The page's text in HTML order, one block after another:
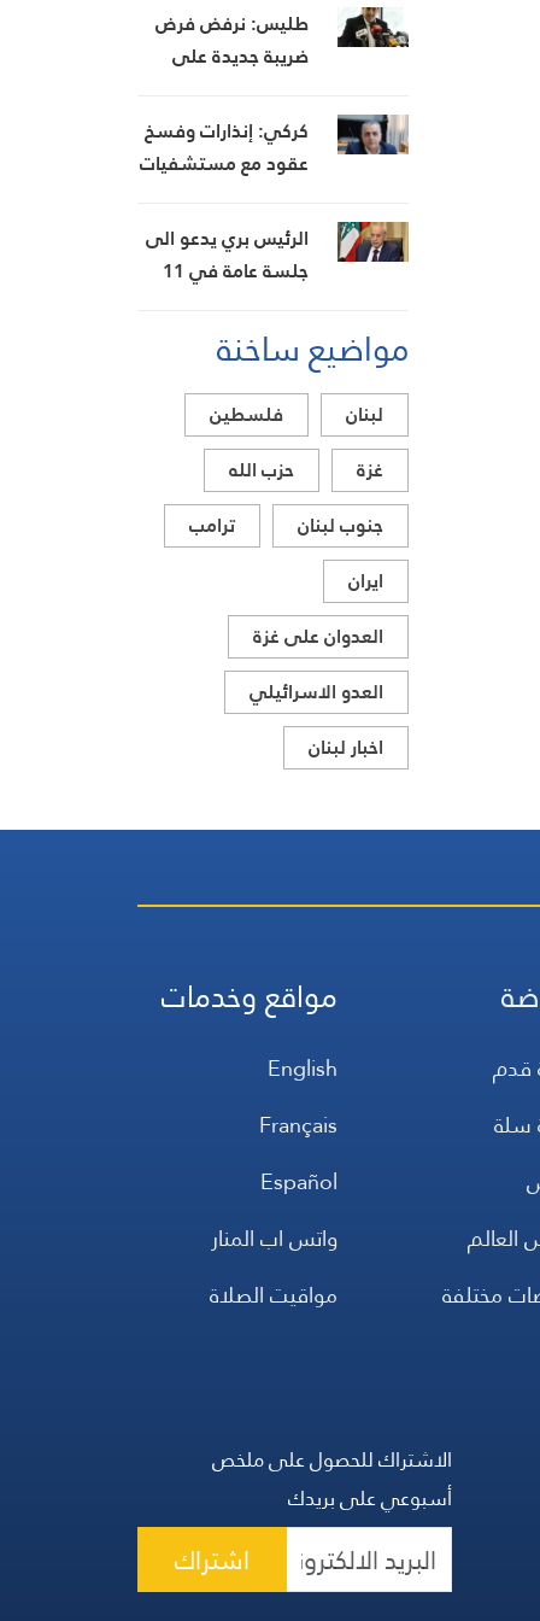
ومصاب بغارة على
ميفدون وقصف
طليس: نرفض فرض
ضريبة جديدة على
“حماية البيئة”
كركي: إنذارات وفسخ
عقود مع مستشفيات
الرئيس بري يدعو الى
جلسة عامة في 11
مواضيع ساخنة
لبنان
فلسطين
غزة
حزب الله
جنوب لبنان
ترامب
ايران
العدوان على غزة
العدو الاسرائيلي
اخبار لبنان
قدم
سلة
العالم
مختلفة
مواقع وخدمات
English
Français
Español
واتس اب المنار
مواقيت الصلاة
الاشتراك للحصول على ملخص
أسبوعي على بريدك
اشتراك